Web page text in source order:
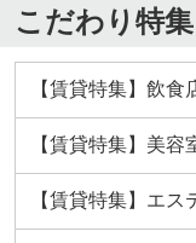
こだわり特集
【賃貸特集】飲食
【賃貸特集】美容
【賃貸特集】エス